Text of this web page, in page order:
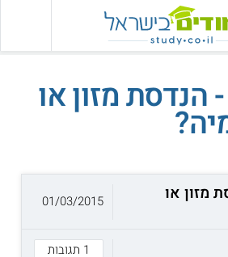
הנדסת מזון או
מזון או
1 תגובות
01/03/2015